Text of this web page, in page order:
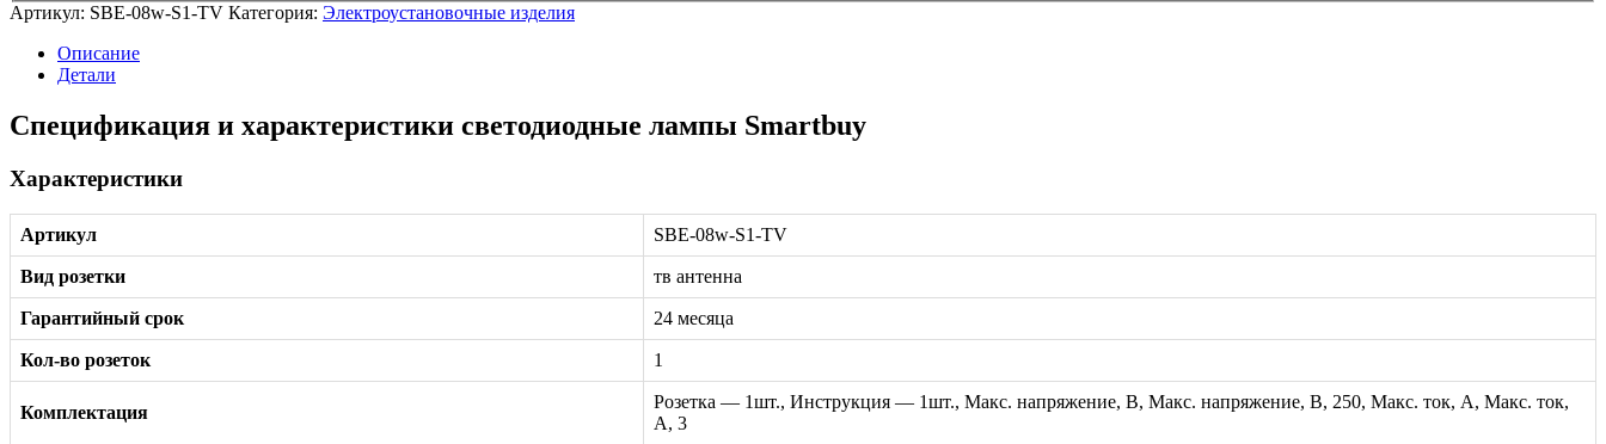
Артикул: SBE-08w-S1-TV Категория: Электроустановочные изделия
Описание
Детали
Спецификация и характеристики светодиодные лампы Smartbuy
Характеристики
Артикул SBE-08w-S1-TV
Вид розетки тв антенна
Гарантийный срок 24 месяца
Кол-во розеток 1
Комплектация
Розетка — 1шт., Инструкция — 1шт., Макс. напряжение, В, Макс. напряжение, В, 250, Макс. ток, А, Макс. ток,
А, 3